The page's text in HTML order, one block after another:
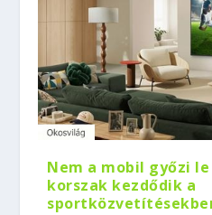
Nem a mobil győzi
korszak kezdődik a